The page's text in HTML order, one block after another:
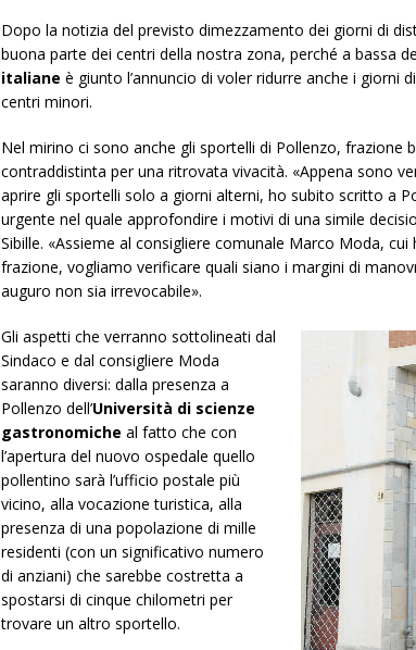
degrado
CRONACA
[ 8 Agosto 2026 ] La festa di San
[ 8 Agosto 2026 ]
Palio di Asti: da
NOTIZIE
[ 9 Agosto 2026 ] Domani Alba
Dopo la notizia del previsto dimezzamento dei giorni di
buona parte dei centri della nostra zona, perché a bassa
italiane è giunto l’annuncio di voler ridurre anche i giorni
centri minori.
Nel mirino ci sono anche gli sportelli di Pollenzo, frazione
contraddistinta per una ritrovata vivacità. «Appena sono
aprire gli sportelli solo a giorni alterni, ho subito scritto a
urgente nel quale approfondire i motivi di una simile
Sibille. «Assieme al consigliere comunale Marco Moda,
frazione, vogliamo verificare quali siano i margini di
auguro non sia irrevocabile».
Gli aspetti che verranno sottolineati dal
Sindaco e dal consigliere Moda
saranno diversi: dalla presenza a
Pollenzo dell’Università di scienze
gastronomiche al fatto che con
l’apertura del nuovo ospedale quello
pollentino sarà l’ufficio postale più
vicino, alla vocazione turistica, alla
presenza di una popolazione di mille
residenti (con un significativo numero
di anziani) che sarebbe costretta a
spostarsi di cinque chilometri per
trovare un altro sportello.